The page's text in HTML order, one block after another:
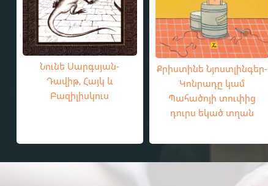
Նունե Սարգսյան-
Դավիթ, Հայկ և
Բազիլիսկուս
Քրիստինե Նյոստլինգեր-
Կոնրադը կամ
Պահածոյի տուփից
դուրս եկած տղան